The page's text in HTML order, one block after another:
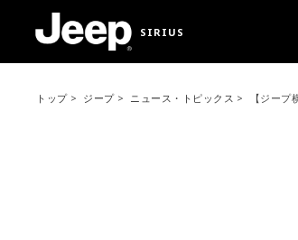
SIRIUS
トップ ジープ ニュース・トピックス 【ジー